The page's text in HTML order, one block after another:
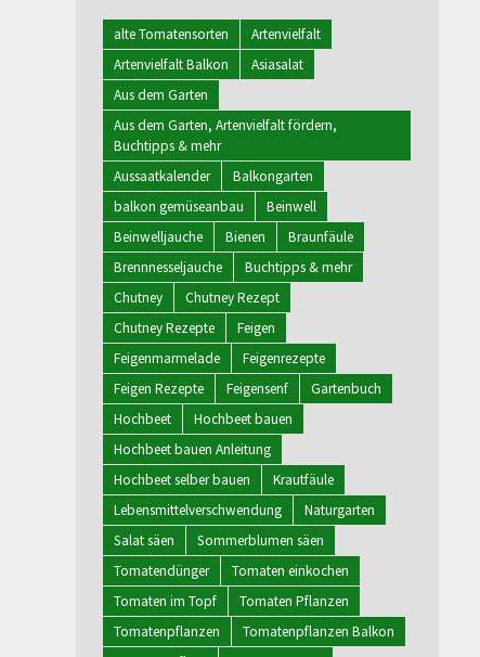
alte Tomatensorten
Artenvielfalt
Artenvielfalt Balkon
Asiasalat
Aus dem Garten
Aus dem Garten, Artenvielfalt fördern,
Buchtipps & mehr
Aussaatkalender
Balkongarten
balkon gemüseanbau
Beinwell
Beinwelljauche
Bienen
Braunfäule
Brennnesseljauche
Buchtipps & mehr
Chutney
Chutney Rezept
Chutney Rezepte
Feigen
Feigenmarmelade
Feigenrezepte
Feigen Rezepte
Feigensenf
Gartenbuch
Hochbeet
Hochbeet bauen
Hochbeet bauen Anleitung
Hochbeet selber bauen
Krautfäule
Lebensmittelverschwendung
Naturgarten
Salat säen
Sommerblumen säen
Tomatendünger
Tomaten einkochen
Tomaten im Topf
Tomaten Pflanzen
Tomatenpflanzen
Tomatenpflanzen Balkon